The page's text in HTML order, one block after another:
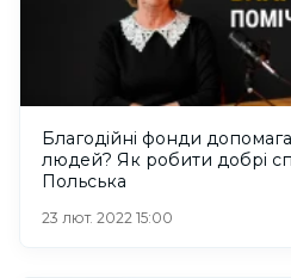
Благодійні фонди
людей? Як робити добрі
Польська
23 лют. 2022 15:00